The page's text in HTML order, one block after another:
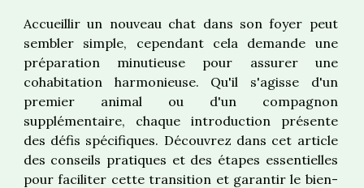
Accueillir un nouveau chat dans son foyer peut
sembler simple, cependant cela demande une
préparation minutieuse pour assurer une
cohabitation harmonieuse. Qu'il s'agisse d'un
premier animal ou d'un compagnon
supplémentaire, chaque introduction présente
des défis spécifiques. Découvrez dans cet article
des conseils pratiques et des étapes essentielles
pour faciliter cette transition et garantir le bien-